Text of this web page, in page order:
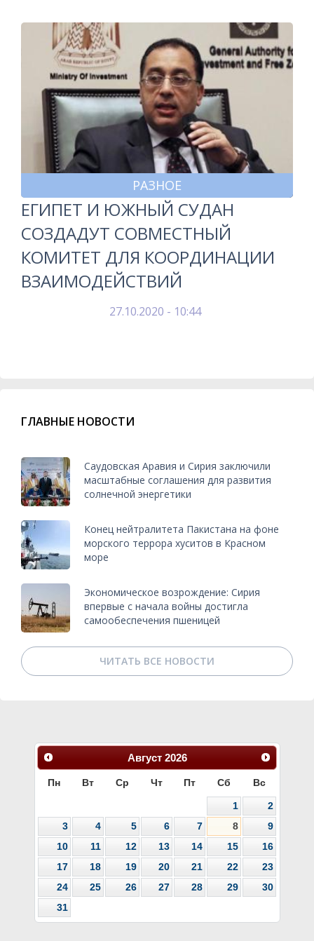
РАЗНОЕ
ЕГИПЕТ И ЮЖНЫЙ СУДАН
СОЗДАДУТ СОВМЕСТНЫЙ
КОМИТЕТ ДЛЯ КООРДИНАЦИИ
ВЗАИМОДЕЙСТВИЙ
27.10.2020 - 10:44
ГЛАВНЫЕ НОВОСТИ
Саудовская Аравия и Сирия заключили
масштабные соглашения для развития
солнечной энергетики
Конец нейтралитета Пакистана на фоне
морского террора хуситов в Красном
море
Экономическое возрождение: Сирия
впервые с начала войны достигла
самообеспечения пшеницей
ЧИТАТЬ ВСЕ НОВОСТИ
Август 2026
Пн Вт Ср Чт Пт Сб Вс
1
2
3
4 5 6 7 8
9
10
11 12 13 14 15
16
17
18 19 20 21 22
23
24
25 26 27 28 29
30
31